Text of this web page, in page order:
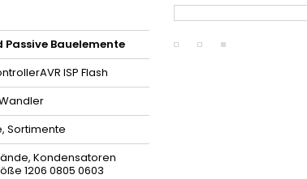
Passive Bauelemente
ISP Flash
Sortimente
Kondensatoren
1206 0805 0603